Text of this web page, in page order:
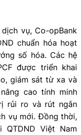
vụ, Co-opBank
chuẩn hóa hoạt
số hóa. Các hệ
được triển khai
giám sát từ xa và
cao tính minh
rủi ro và rút ngắn
vụ mới. Đồng thời,
Việt Nam